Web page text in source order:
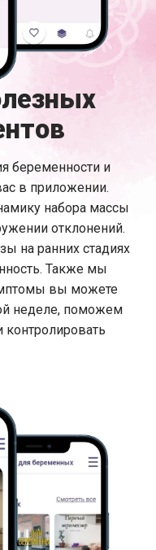
беременности и
в приложении.
набора массы
отклонений.
на ранних стадиях
Также мы
вы можете
неделе, поможем